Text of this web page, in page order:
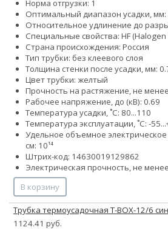
Норма отгрузки: 1
Оптимальный диапазон усадки, мм:
Относительное удлинение до
Специальные свойства: HF
Страна происхождения: Россия
Тип трубки: без клеевого слоя
Толщина стенки после усадки, мм:
Цвет трубки: желтый
Прочность на растяжение, не
Рабочее напряжение, до (кВ): 0.69
Температура усадки, ˚С: 80...110
Температура эксплуатации, ˚С: -
Удельное объемное
см: 10¹⁴
Штрих-код: 14630019129862
Электрическая прочность, не
В корзину
Трубка термоусадочная Т-BOX-12/6
1124.41 руб.